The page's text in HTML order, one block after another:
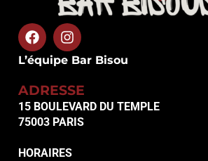
L’équipe Bar Bisou
ADRESSE
15 BOULEVARD DU TEMPLE
75003 PARIS
HORAIRES